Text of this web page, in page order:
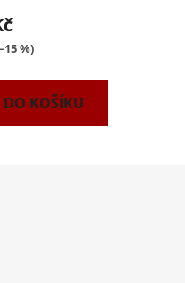
%)
DO KOŠÍKU